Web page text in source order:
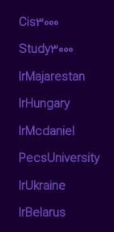
Cis3000
Study3000
IrMajarestan
IrHungary
IrMcdaniel
PecsUniversity
IrUkraine
IrBelarus